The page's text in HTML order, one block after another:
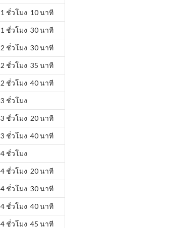
1 ชั่วโมง 10 นาที
1 ชั่วโมง 30 นาที
2 ชั่วโมง 30 นาที
2 ชั่วโมง 35 นาที
2 ชั่วโมง 40 นาที
3 ชั่วโมง
3 ชั่วโมง 20 นาที
3 ชั่วโมง 40 นาที
4 ชั่วโมง
4 ชั่วโมง 20 นาที
4 ชั่วโมง 30 นาที
4 ชั่วโมง 40 นาที
4 ชั่วโมง 45 นาที